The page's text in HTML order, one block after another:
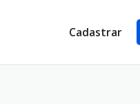
Cadastrar